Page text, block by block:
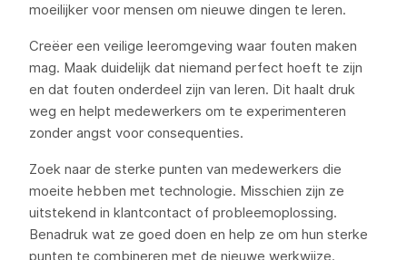
moeilijker voor mensen om nieuwe dingen te leren.
Creëer een veilige leeromgeving waar fouten maken
mag. Maak duidelijk dat niemand perfect hoeft te zijn
en dat fouten onderdeel zijn van leren. Dit haalt druk
weg en helpt medewerkers om te experimenteren
zonder angst voor consequenties.
Zoek naar de sterke punten van medewerkers die
moeite hebben met technologie. Misschien zijn ze
uitstekend in klantcontact of probleemoplossing.
Benadruk wat ze goed doen en help ze om hun sterke
punten te combineren met de nieuwe werkwijze.